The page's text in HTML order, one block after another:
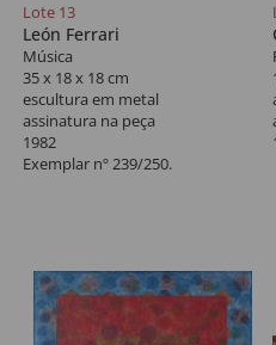
Lote 13
León Ferrari
Música
35 x 18 x 18 cm
escultura em metal
assinatura na peça
1982
Exemplar nº 239/250.